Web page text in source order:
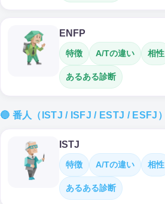
ENFP
特徴 A/Tの違い 相性
あるある診断
🔵 番人（ISTJ / ISFJ / ESTJ / ESFJ）
ISTJ
特徴 A/Tの違い 相性
あるある診断